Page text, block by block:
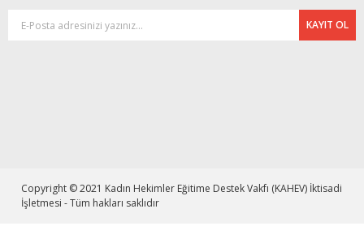
KAYIT OL
Copyright © 2021 Kadın Hekimler Eğitime Destek Vakfı (KAHEV) İktisadi
İşletmesi - Tüm hakları saklıdır